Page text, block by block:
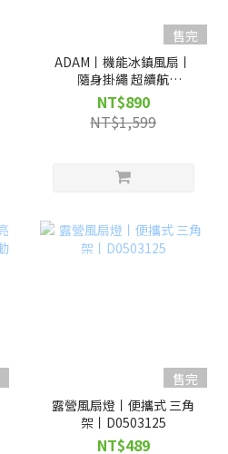
售完
ADAM丨機能冰鎮風扇丨
隨身掛繩 超續航
5200mAh丨D0507021
NT$890
NT$1,599
售完
露營風扇燈丨便攜式 三角
架丨D0503125
NT$489